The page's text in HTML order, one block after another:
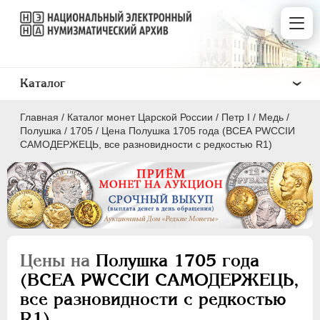
Главная / Каталог монет Царской России / Пeтр I / Медь /
Полушка / 1705 / Цена Полушка 1705 года (ВСЕА РWCСIИ
САМОДЕРЖЕЦЬ, все разновидности с редкостью R1)
Цены на Полушка 1705 года
(ВСЕА РWCСIИ САМОДЕРЖЕЦЬ,
все разновидности с редкостью
Каталог
ПEТР I 1699 - 1725
Серебро
Медь
5 копеек